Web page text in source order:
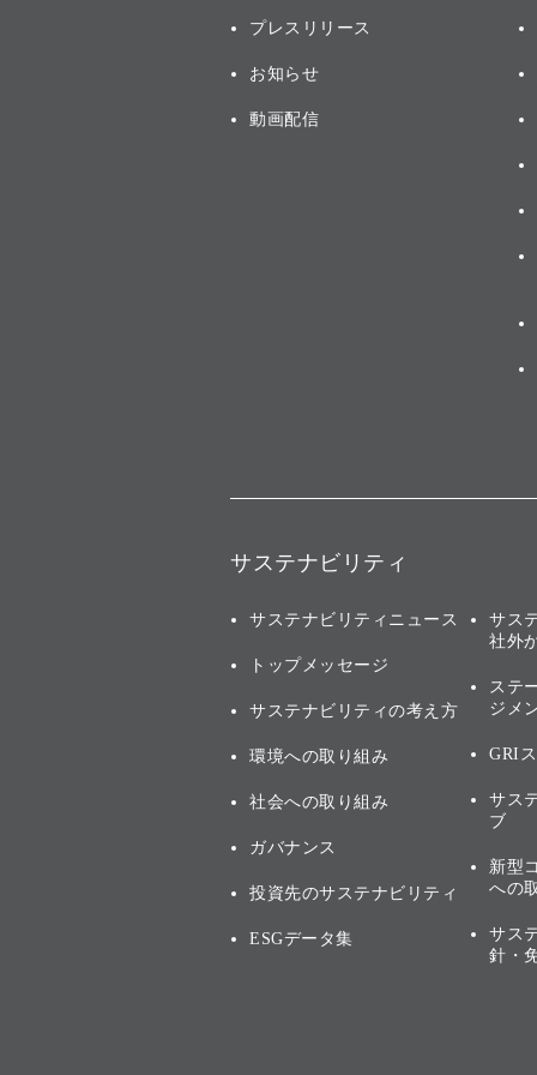
プレスリリース
お知らせ
動画配信
サステナビリティ
サステナビリティニュース
トップメッセージ
サステナビリティの考え方
環境への取り組み
社会への取り組み
ガバナンス
投資先のサステナビリティ
ESGデータ集
サス
社外
ステ
ジメ
GRI
サス
ブ
新型
への
サス
針・